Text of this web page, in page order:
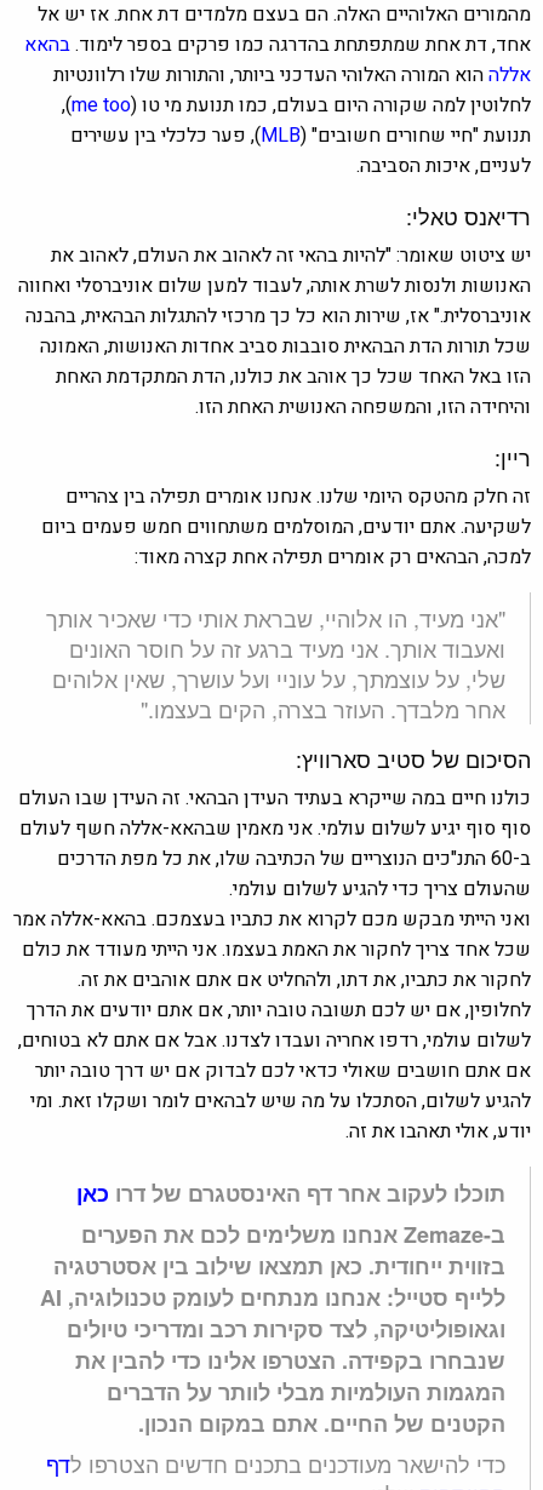
מהמורים האלוהיים האלה. הם בעצם מלמדים דת אחת. אז יש אל
אחד, דת אחת שמתפתחת בהדרגה כמו פרקים בספר לימוד.בהאא
אללההוא המורה האלוהי העדכני ביותר, והתורות שלו רלוונטיות
לחלוטין למה שקורה היום בעולם, כמו תנועת מי טו (me too
),
תנועת "חיי שחורים חשובים" (MLB), פער כלכלי בין עשירים
לעניים, איכות הסביבה.
רדיאנס טאלי:
יש ציטוט שאומר: "להיות בהאי זה לאהוב את העולם, לאהוב את
האנושות ולנסות לשרת אותה, לעבוד למען שלום אוניברסלי ואחווה
אוניברסלית." אז, שירות הוא כל כך מרכזי להתגלות הבהאית, בהבנה
שכל תורות הדת הבהאית סובבות סביב אחדות האנושות, האמונה
הזו באל האחד שכל כך אוהב את כולנו, הדת המתקדמת האחת
והיחידה הזו, והמשפחה האנושית האחת הזו.
ריין:
זה חלק מהטקס היומי שלנו. אנחנו אומרים תפילה בין צהריים
לשקיעה. אתם יודעים, המוסלמים משתחווים חמש פעמים ביום
למכה, הבהאים רק אומרים תפילה אחת קצרה מאוד:
"אני מעיד, הו אלוהיי, שבראת אותי כדי שאכיר אותך
ואעבוד אותך. אני מעיד ברגע זה על חוסר האונים
שלי, על עוצמתך, על עוניי ועל עושרך, שאין אלוהים
אחר מלבדך. העוזר בצרה, הקים בעצמו."
הסיכום של סטיב סארוויץ:
כולנו חיים במה שייקרא בעתיד העידן הבהאי. זה העידן שבו העולם
סוף סוף יגיע לשלום עולמי. אני מאמין שבהאא-אללה חשף לעולם
ב-60 התנ"כים הנוצריים של הכתיבה שלו, את כל מפת הדרכים
שהעולם צריך כדי להגיע לשלום עולמי.
ואני הייתי מבקש מכם לקרוא את כתביו בעצמכם. בהאא-אללה אמר
שכל אחד צריך לחקור את האמת בעצמו. אני הייתי מעודד את כולם
לחקור את כתביו, את דתו, ולהחליט אם אתם אוהבים את זה.
לחלופין, אם יש לכם תשובה טובה יותר, אם אתם יודעים את הדרך
לשלום עולמי, רדפו אחריה ועבדו לצדנו. אבל אם אתם לא בטוחים,
אם אתם חושבים שאולי כדאי לכם לבדוק אם יש דרך טובה יותר
להגיע לשלום, הסתכלו על מה שיש לבהאים לומר ושקלו זאת. ומי
יודע, אולי תאהבו את זה.
תוכלו לעקוב אחר דף האינסטגרם של דרוכאן
ב-Zemaze אנחנו משלימים לכם את הפערים
בזווית ייחודית. כאן תמצאו שילוב בין אסטרטגיה
ללייף סטייל: אנחנו מנתחים לעומק טכנולוגיה, AI
וגאופוליטיקה, לצד סקירות רכב ומדריכי טיולים
שנבחרו בקפידה. הצטרפו אלינו כדי להבין את
המגמות העולמיות מבלי לוותר על הדברים
הקטנים של החיים. אתם במקום הנכון.
כדי להישאר מעודכנים בתכנים חדשים הצטרפו ל דף